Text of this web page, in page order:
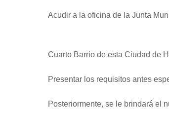
Acudir a la oficina de la Junta
Cuarto Barrio de esta Ciudad de
Presentar los requisitos antes
Posteriormente, se le brindará el